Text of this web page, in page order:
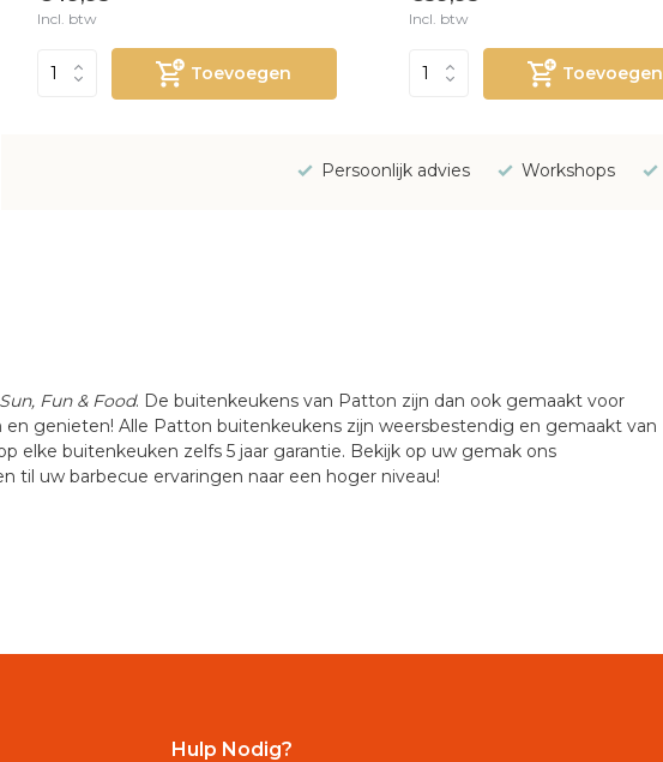
Incl. btw
Toevoegen
Incl. btw
Toevoegen
Persoonlijk advies Workshops
Sun, Fun & Food. De buitenkeukens van Patton zijn dan ook gemaakt voor
genieten! Alle Patton buitenkeukens zijn weersbestendig en gemaakt van
elke buitenkeuken zelfs 5 jaar garantie. Bekijk op uw gemak ons
til uw barbecue ervaringen naar een hoger niveau!
Hulp Nodig?